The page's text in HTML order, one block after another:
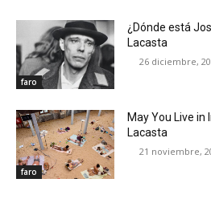
faro
¿Dónde está
Lacasta
26 diciembre,
faro
May You Live in
Lacasta
21 noviembre,